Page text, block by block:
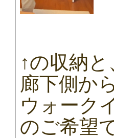
↑の収納
廊下側か
ウォーク
のご希望